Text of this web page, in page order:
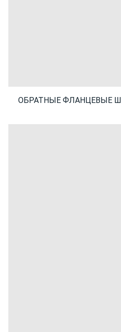
ОБРАТНЫЕ ФЛАНЦЕВЫЕ